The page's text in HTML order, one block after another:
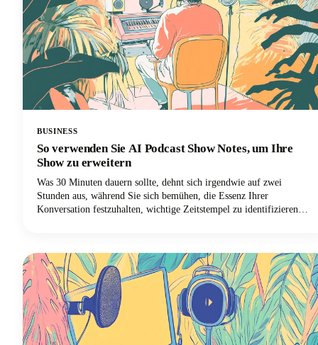
BUSINESS
So verwenden Sie AI Podcast Show Notes, um Ihre
Show zu erweitern
Was 30 Minuten dauern sollte, dehnt sich irgendwie auf zwei
Stunden aus, während Sie sich bemühen, die Essenz Ihrer
Konversation festzuhalten, wichtige Zeitstempel zu identifizieren
verlassen sich ausschließlich auf Text, um zu verstehen, worum es in
Ihren Folgen geht.